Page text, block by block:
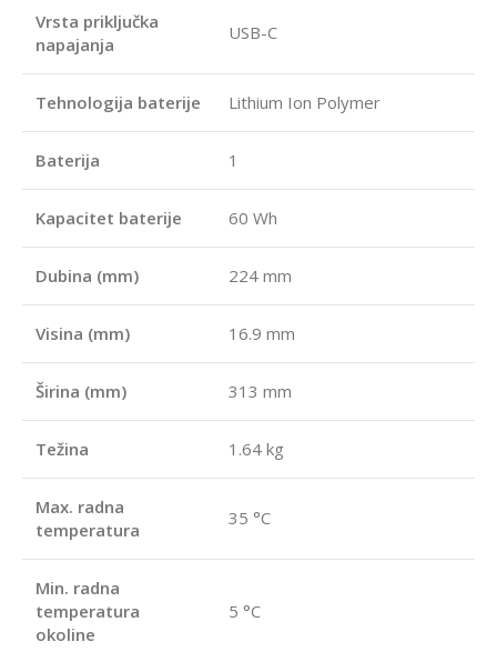
Vrsta priključka
napajanja
USB-C
Tehnologija baterije Lithium Ion Polymer
Baterija 1
Kapacitet baterije 60 Wh
Dubina (mm) 224 mm
Visina (mm) 16.9 mm
Širina (mm) 313 mm
Težina 1.64 kg
Max. radna
temperatura
35 °C
Min. radna
temperatura
okoline
5 °C